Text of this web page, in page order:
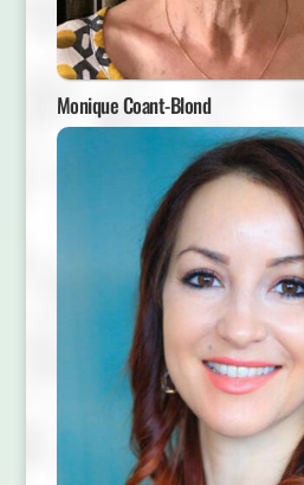
Monique Coant-Blond